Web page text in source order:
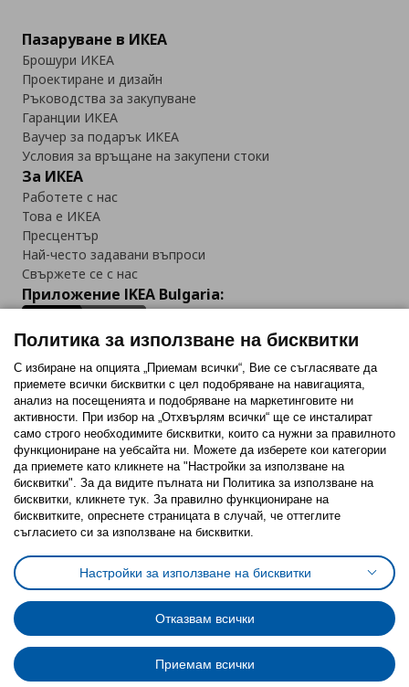
Пазаруване в ИКЕА
Брошури ИКЕА
Проектиране и дизайн
Ръководства за закупуване
Гаранции ИКЕА
Ваучер за подарък ИКЕА
Условия за връщане на закупени стоки
За ИКЕА
Работете с нас
Това е ИКЕА
Пресцентър
Най-често задавани въпроси
Свържете се с нас
Приложение IKEA Bulgaria:
Последвайте ни:
FacebookTwitterYoutubePinterestInstagram
Политика за използване на бисквитки (Cookies)
Избор на настройки за използване на бисквитки
Условия за ползване на ikea.bgОбща политика за личните данни
Политика за защита на личните данни на ikea.bg
Общи условия на програма IKEA Family
Политика за защита на лични данни на програма IKEA Family
Политика за използване на бисквитки
С избиране на опцията „Приемам всички“, Вие се съгласявате да
приемете всички бисквитки с цел подобряване на навигацията,
анализ на посещенията и подобряване на маркетинговите ни
активности. При избор на „Отхвърлям всички“ ще се инсталират
само строго необходимитe бисквитки, които са нужни за правилното
функциониране на уебсайта ни. Можете да изберете кои категории
да приемете като кликнете на "Настройки за използване на
бисквитки". За да видите пълната ни Политика за използване на
бисквитки, кликнете тук. За правилно функциониране на
бисквитките, опреснете страницата в случай, че оттеглите
съгласието си за използване на бисквитки.
Настройки за използване на бисквитки
Отказвам всички
Приемам всички